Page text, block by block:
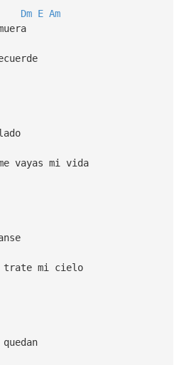
Dm E Am
vayas mi vida
trate mi cielo